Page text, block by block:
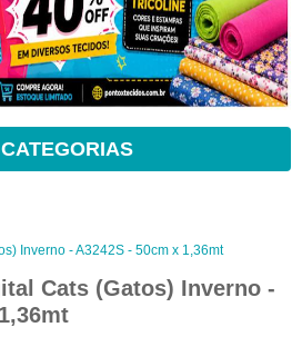
CATEGORIAS
Inverno - A3242S - 50cm x 1,36mt
Cats (Gatos) Inverno -